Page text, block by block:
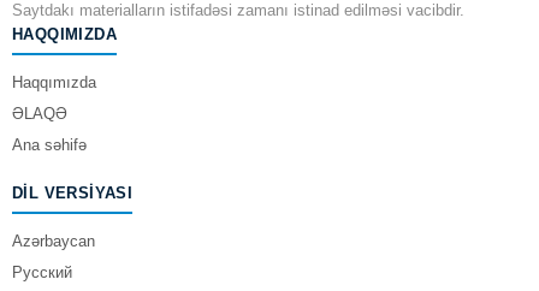
Saytdakı materialların istifadəsi zamanı istinad edilməsi vacibdir.
HAQQIMIZDA
Haqqımızda
ƏLAQƏ
Ana səhifə
DIL VERSIYASI
Azərbaycan
Русский